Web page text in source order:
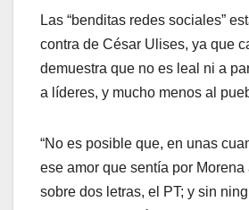
Las “benditas redes sociales”
contra de César Ulises, ya que
demuestra que no es leal ni a
a líderes, y mucho menos al
“No es posible que, en unas
ese amor que sentía por Morena
sobre dos letras, el PT; y sin